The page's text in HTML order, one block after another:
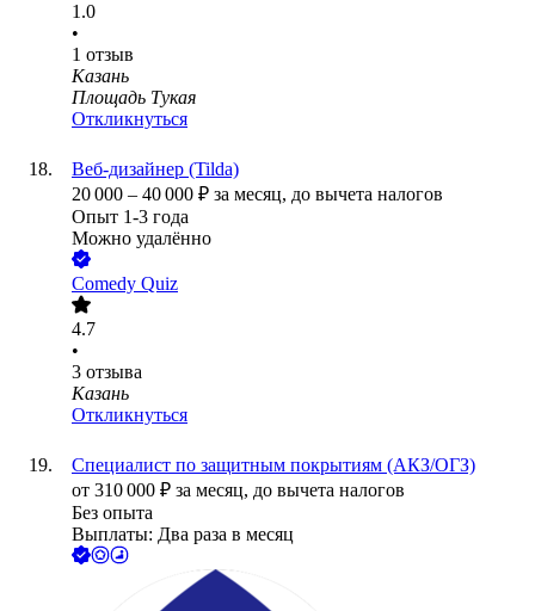
1.0
•
1 отзыв
Казань
Площадь Тукая
Откликнуться
Веб-дизайнер (Tilda)
20 000 – 40 000 ₽ за месяц, до вычета налогов
Опыт 1-3 года
Можно удалённо
Comedy Quiz
4.7
•
3 отзыва
Казань
Откликнуться
Специалист по защитным покрытиям (АКЗ/ОГЗ)
от 310 000 ₽ за месяц, до вычета налогов
Без опыта
Выплаты: Два раза в месяц